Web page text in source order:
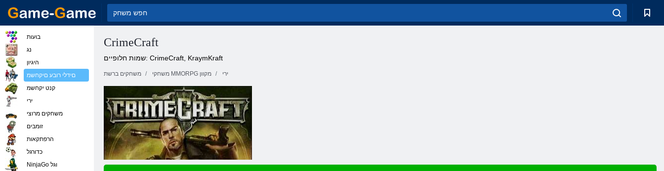
CrimeCraft
שמות חלופיים: CrimeCraft, KraymKraft
משחקים ברשת משחקי MMORPG מקוון ירי
בועות
נג
היגיון
םידלי רובע םיקחשמ
קנט יקחשמ
ירי
משחקים מרוצי
זומבים
הרפתקאות
כדורגל
NinjaGo וגל